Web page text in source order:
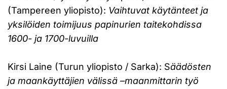
(Tampereen yliopisto): Vaihtuvat käytänteet ja
yksilöiden toimijuus papinurien taitekohdissa
1600- ja 1700-luvuilla
Kirsi Laine (Turun yliopisto / Sarka): Säädösten
ja maankäyttäjien välissä –maanmittarin työ